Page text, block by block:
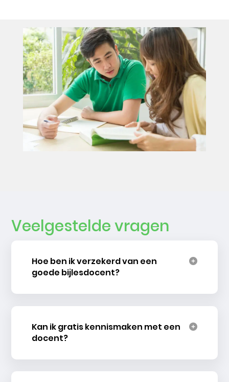
Veelgestelde vragen
Hoe ben ik verzekerd van een
goede bijlesdocent?
Kan ik gratis kennismaken met een
docent?